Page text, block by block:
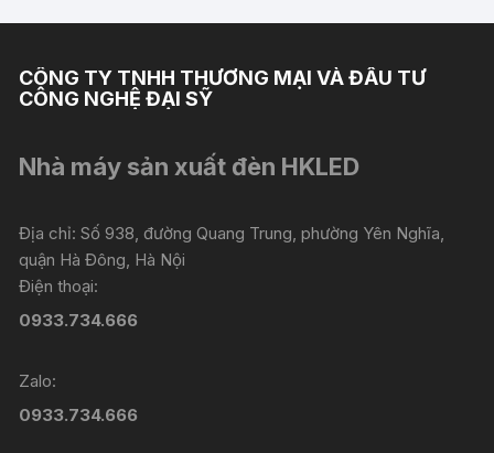
CÔNG TY TNHH THƯƠNG MẠI VÀ ĐẦU TƯ
CÔNG NGHỆ ĐẠI SỸ
Nhà máy sản xuất đèn HKLED
Địa chỉ: Số 938, đường Quang Trung, phường Yên Nghĩa,
quận Hà Đông, Hà Nội
Điện thoại:
0933.734.666
Zalo:
0933.734.666